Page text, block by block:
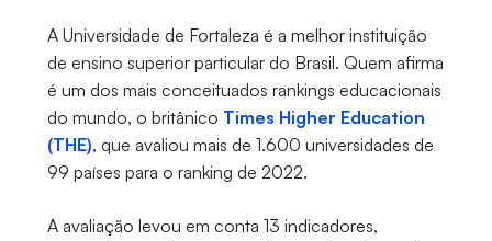
A Universidade de Fortaleza é a melhor instituição
de ensino superior particular do Brasil. Quem afirma
é um dos mais conceituados rankings educacionais
do mundo, o britânico Times Higher Education
(THE), que avaliou mais de 1.600 universidades de
99 países para o ranking de 2022.
A avaliação levou em conta 13 indicadores,